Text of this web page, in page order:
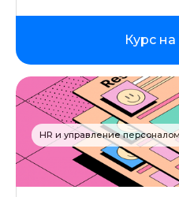
Курс
HR и управление персоналом